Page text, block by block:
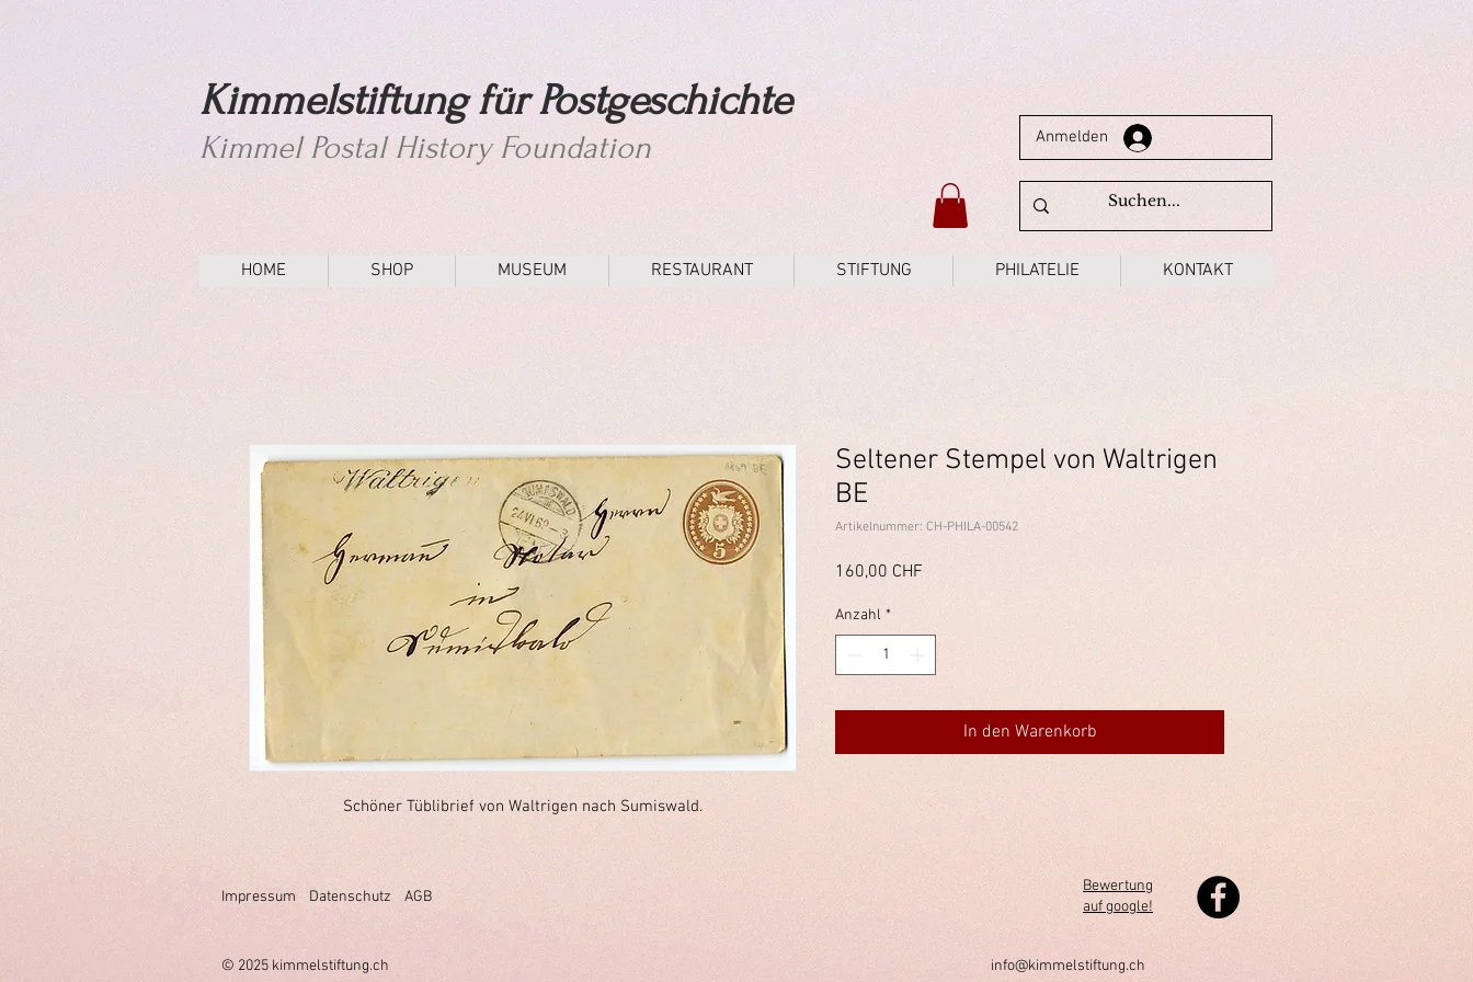
Kimmelstiftung für Postgeschichte
Kimmel Postal History Foundation Anmelden
HOME SHOP MUSEUM RESTAURANT STIFTUNG PHILATELIE KONTAKT
Schöner Tüblibrief von Waltrigen nach Sumiswald.
Seltener Stempel von Waltrigen
BE
Artikelnummer: CH-PHILA-00542
160,00 CHF
Anzahl *
In den Warenkorb
Impressum Datenschutz AGB
Bewertung
auf google!
© 2025 kimmelstiftung.ch info@kimmelstiftung.ch